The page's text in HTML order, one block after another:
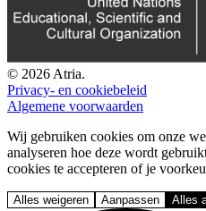
© 2026 Atria.
Privacy- en cookiebeleid
Algemene voorwaarden
Wij gebruiken cookies om onze
analyseren hoe deze wordt
cookies te accepteren of je
Alles weigeren Aanpassen Alles